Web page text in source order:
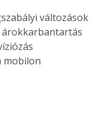
változások
árokkarbantartás
mobilon